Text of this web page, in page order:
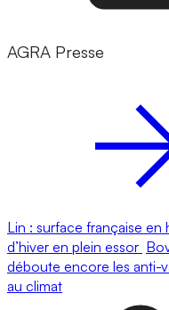
AGRA Presse
Lin : surface française en
d’hiver en plein essor
déboute encore les anti-
au climat